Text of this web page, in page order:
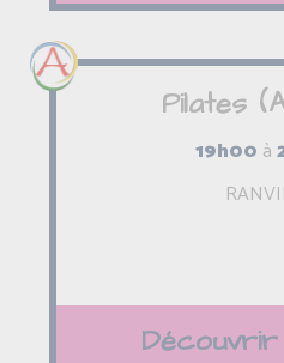
Pilates
19h00 à